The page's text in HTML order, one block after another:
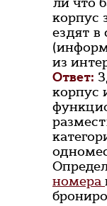
корпус
ездят в
из
Ответ:
корпус
номера